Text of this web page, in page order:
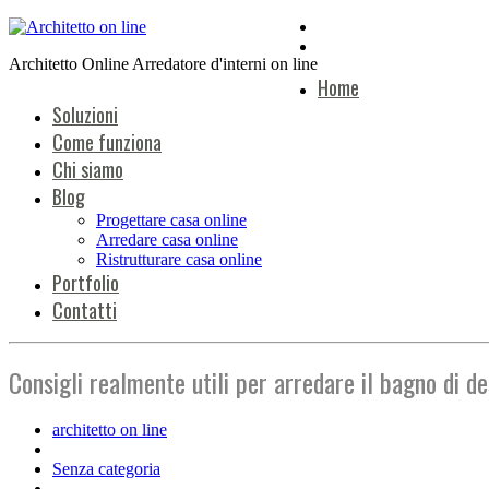
Architetto Online Arredatore d'interni on line
Home
Soluzioni
Come funziona
Chi siamo
Blog
Progettare casa online
Arredare casa online
Ristrutturare casa online
Portfolio
Contatti
Consigli realmente utili per arredare il bagno di
architetto on line
Senza categoria